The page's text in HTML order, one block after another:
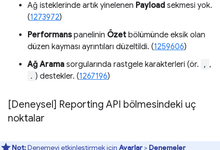
Ağ isteklerinde artık yinelenen Payload sekmesi yok.
(1273972)
Performanspanelinin Özet bölümünde eksik olan
düzen kayması ayrıntıları düzeltildi. (1259606)
Ağ Arama sorgularında rastgele karakterleri (ör. , ,
. ) destekler. (1267196)
[Deneysel] Reporting API bölmesindeki uç
noktalar
Not:Denemeyi etkinleştirmek için Ayarlar > Denemeler